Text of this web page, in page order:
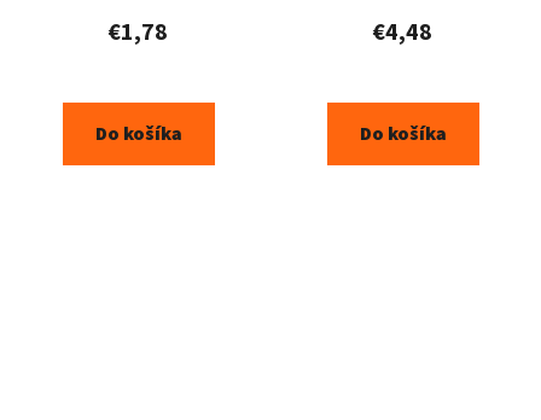
€1,78
Do košíka
€4,48
Do košíka